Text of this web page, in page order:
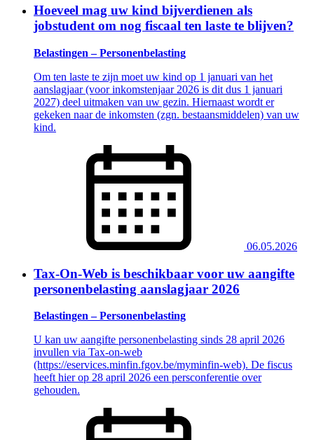
Hoeveel mag uw kind bijverdienen als
jobstudent om nog fiscaal ten laste te blijven?
Belastingen – Personenbelasting
Om ten laste te zijn moet uw kind op 1 januari van het
aanslagjaar (voor inkomstenjaar 2026 is dit dus 1 januari
2027) deel uitmaken van uw gezin. Hiernaast wordt er
gekeken naar de inkomsten (zgn. bestaansmiddelen) van uw
kind.
06.05.2026
Tax-On-Web is beschikbaar voor uw aangifte
personenbelasting aanslagjaar 2026
Belastingen – Personenbelasting
U kan uw aangifte personenbelasting sinds 28 april 2026
invullen via Tax-on-web
(https://eservices.minfin.fgov.be/myminfin-web). De fiscus
heeft hier op 28 april 2026 een persconferentie over
gehouden.